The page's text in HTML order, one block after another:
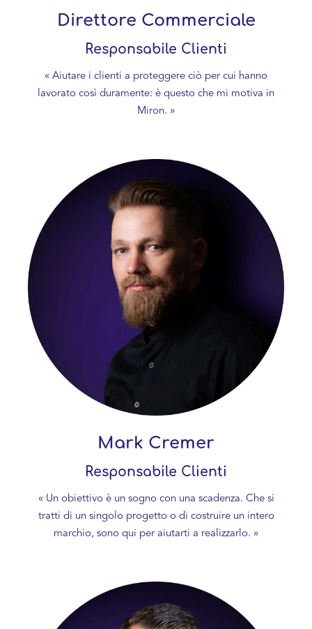
Direttore Commerciale
Responsabile Clienti
« Aiutare i clienti a proteggere ciò per cui hanno
lavorato così duramente: è questo che mi motiva in
Miron. »
Mark Cremer
Responsabile Clienti
« Un obiettivo è un sogno con una scadenza. Che si
tratti di un singolo progetto o di costruire un intero
marchio, sono qui per aiutarti a realizzarlo. »